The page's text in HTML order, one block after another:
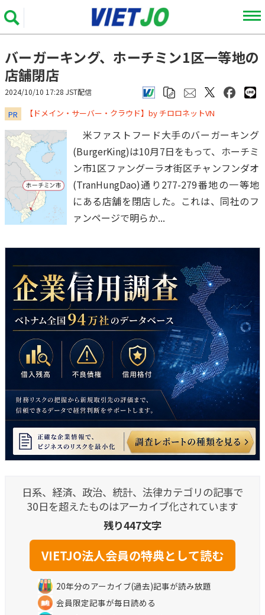
バーガーキング、ホーチミン1区一等地の
店舗閉店
2024/10/10 17:28 JST配信
PR ​​​​​​​【ドメイン・サーバー・クラウド】by チロロネットVN
米ファストフード大手のバーガーキング
(BurgerKing)は10月7日をもって、ホーチミ
ン市1区ファングーラオ街区チャンフンダオ
(TranHungDao)通り277-279番地の一等地
にある店舗を閉店した。これは、同社のフ
ァンページで明らか...
日系、経済、政治、統計、法律カテゴリの記事で
30日を超えたものはアーカイブ化されています
残り447文字
20年分のアーカイブ(過去)記事が読み放題
会員限定記事が毎日読める